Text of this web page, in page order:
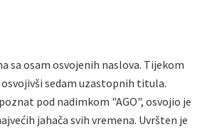
sa osam osvojenih naslova. Tijekom
sedam uzastopnih titula.
pod nadimkom "AGO", osvojio je
jahača svih vremena. Uvršten je